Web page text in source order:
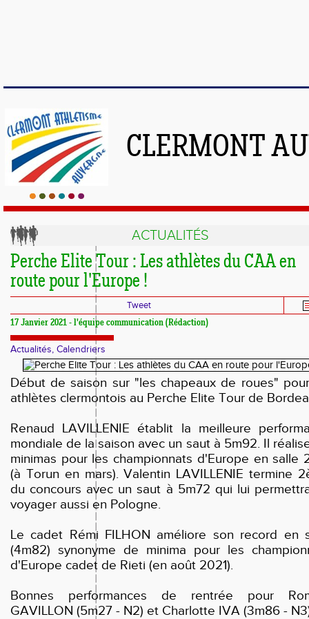
CLERMONT
ACTUALITÉS
Perche Elite Tour : Les athlètes du CAA en
route pour l'Europe !
Tweet
17 Janvier 2021 - l'équipe communication (Rédaction)
Actualités, Calendriers
Début de saison sur "les chapeaux de roues"
athlètes clermontois au Perche Elite Tour de
Renaud LAVILLENIE établit la meilleure
mondiale de la saison avec un saut à 5m92. Il
minimas pour les championnats d'Europe en salle
(à Torun en mars). Valentin LAVILLENIE termine
du concours avec un saut à 5m72 qui lui
voyager aussi en Pologne.
Le cadet Rémi FILHON améliore son record en
(4m82) synonyme de minima pour les
d'Europe cadet de Rieti (en août 2021).
Bonnes performances de rentrée pour
GAVILLON (5m27 - N2) et Charlotte IVA (3m86 -